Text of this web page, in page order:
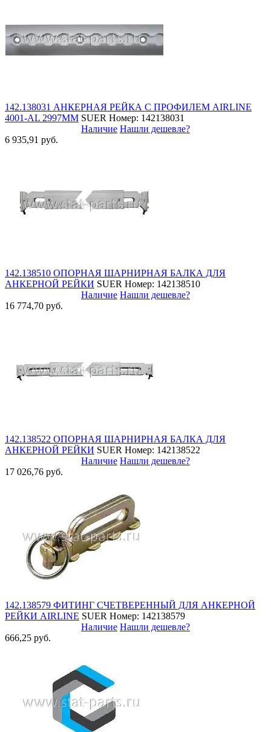
142.138031 АНКЕРНАЯ РЕЙКА С ПРОФИЛЕМ AIRLINE
4001-AL 2997ММ SUER Номер: 142138031
Наличие Нашли дешевле?
6 935,91 руб.
142.138510 ОПОРНАЯ ШАРНИРНАЯ БАЛКА ДЛЯ
АНКЕРНОЙ РЕЙКИ SUER Номер: 142138510
Наличие Нашли дешевле?
16 774,70 руб.
142.138522 ОПОРНАЯ ШАРНИРНАЯ БАЛКА ДЛЯ
АНКЕРНОЙ РЕЙКИ SUER Номер: 142138522
Наличие Нашли дешевле?
17 026,76 руб.
142.138579 ФИТИНГ СЧЕТВЕРЕННЫЙ ДЛЯ АНКЕРНОЙ
РЕЙКИ AIRLINE SUER Номер: 142138579
Наличие Нашли дешевле?
666,25 руб.